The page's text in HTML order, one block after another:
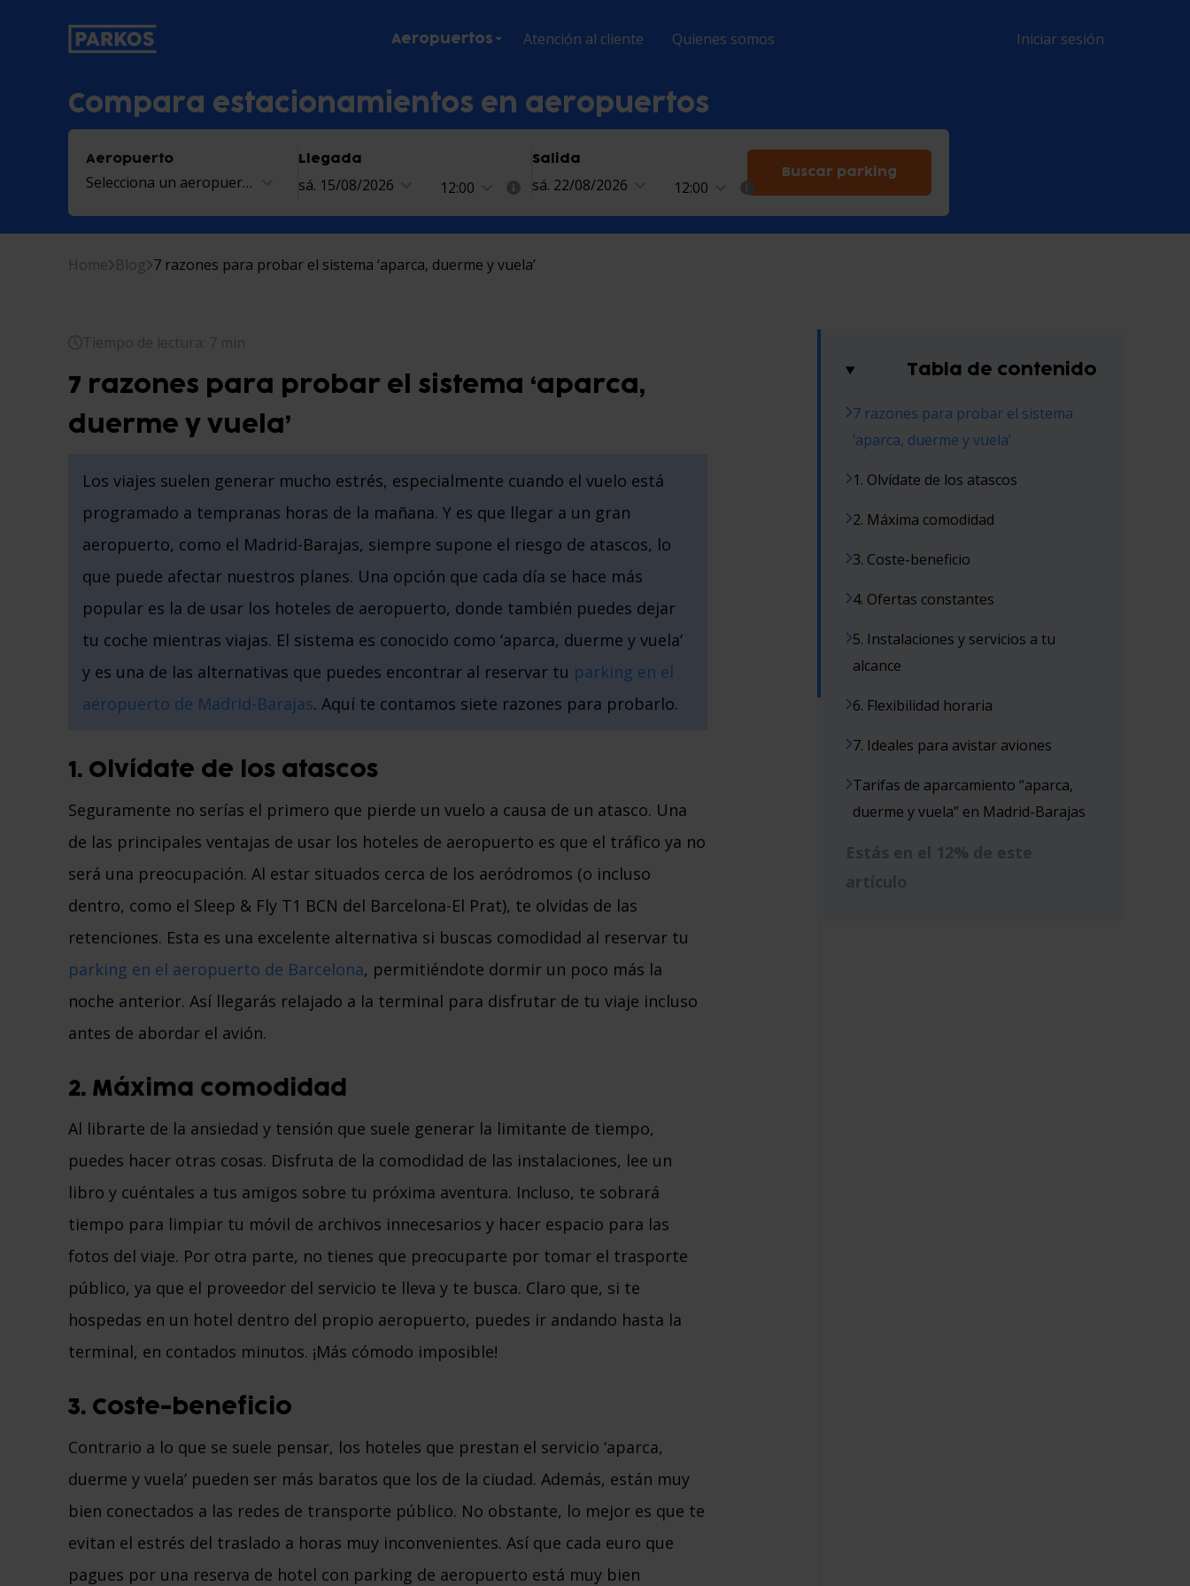
Aeropuertos Atención al cliente Quienes somos Iniciar sesión
Compara estacionamientos en aeropuertos
Aeropuerto
Selecciona un aeropuerto
Llegada
sá. 15/08/2026 12:00
Salida
sá. 22/08/2026 12:00
Buscar parking
Home Blog 7 razones para probar el sistema ‘aparca, duerme y vuela’
Tiempo de lectura: 7 min
7 razones para probar el sistema ‘aparca,
duerme y vuela’
Los viajes suelen generar mucho estrés, especialmente cuando el vuelo está
programado a tempranas horas de la mañana. Y es que llegar a un gran
aeropuerto, como el Madrid-Barajas, siempre supone el riesgo de atascos, lo
que puede afectar nuestros planes. Una opción que cada día se hace más
popular es la de usar los hoteles de aeropuerto, donde también puedes dejar
tu coche mientras viajas. El sistema es conocido como ‘aparca, duerme y vuela’
y es una de las alternativas que puedes encontrar al reservar tu parking en el
aeropuerto de Madrid-Barajas. Aquí te contamos siete razones para probarlo.
1. Olvídate de los atascos
Seguramente no serías el primero que pierde un vuelo a causa de un atasco. Una
de las principales ventajas de usar los hoteles de aeropuerto es que el tráfico ya no
será una preocupación. Al estar situados cerca de los aeródromos (o incluso
dentro, como el Sleep & Fly T1 BCN del Barcelona-El Prat), te olvidas de las
retenciones. Esta es una excelente alternativa si buscas comodidad al reservar tu
parking en el aeropuerto de Barcelona, permitiéndote dormir un poco más la
noche anterior. Así llegarás relajado a la terminal para disfrutar de tu viaje incluso
antes de abordar el avión.
2. Máxima comodidad
Al librarte de la ansiedad y tensión que suele generar la limitante de tiempo,
puedes hacer otras cosas. Disfruta de la comodidad de las instalaciones, lee un
libro y cuéntales a tus amigos sobre tu próxima aventura. Incluso, te sobrará
tiempo para limpiar tu móvil de archivos innecesarios y hacer espacio para las
fotos del viaje. Por otra parte, no tienes que preocuparte por tomar el trasporte
público, ya que el proveedor del servicio te lleva y te busca. Claro que, si te
hospedas en un hotel dentro del propio aeropuerto, puedes ir andando hasta la
terminal, en contados minutos. ¡Más cómodo imposible!
3. Coste-beneficio
Contrario a lo que se suele pensar, los hoteles que prestan el servicio ‘aparca,
duerme y vuela’ pueden ser más baratos que los de la ciudad. Además, están muy
bien conectados a las redes de transporte público. No obstante, lo mejor es que te
evitan el estrés del traslado a horas muy inconvenientes. Así que cada euro que
pagues por una reserva de hotel con parking de aeropuerto está muy bien
Tabla de contenido
7 razones para probar el sistema
‘aparca, duerme y vuela’
1. Olvídate de los atascos
2. Máxima comodidad
3. Coste-beneficio
4. Ofertas constantes
5. Instalaciones y servicios a tu
alcance
6. Flexibilidad horaria
7. Ideales para avistar aviones
Tarifas de aparcamiento “aparca,
duerme y vuela” en Madrid-Barajas